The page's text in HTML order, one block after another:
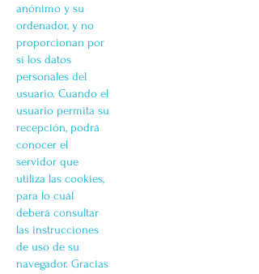
anónimo y su
ordenador, y no
proporcionan por
sí los datos
personales del
usuario. Cuando el
usuario permita su
recepción, podrá
conocer el
servidor que
utiliza las cookies,
para lo cuál
deberá consultar
las instrucciones
de uso de su
navegador. Gracias